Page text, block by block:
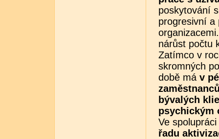
poskytování
progresivní a
nárůst počtu
Zatímco v
skromných
době má v
bývalých
psychickým
Ve
řadu